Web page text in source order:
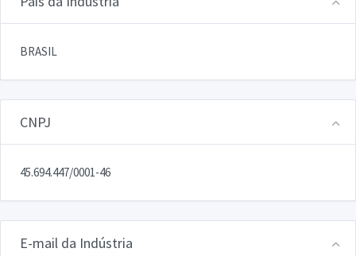
BRASIL
CNPJ
45.694.447/0001-46
E-mail da Indústria